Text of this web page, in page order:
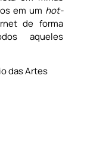
em um hot-
de forma
aqueles
das Artes